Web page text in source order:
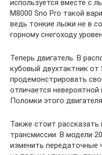
используется вместе с
М8000 Sno Pro такой
ведь тонкие лыжи не в
горному снегоходу
Теперь двигатель. В
кубовый двухтактник от
продемонстрировать
отличается
Поломки этого
Также стоит рассказать
трансмиссии. В модели
изменить передаточные